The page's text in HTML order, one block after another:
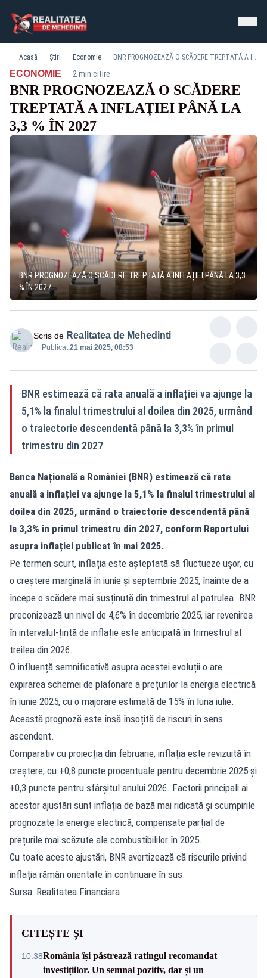
Acasă Știri Economie BNR PROGNOZEAZĂ O SCĂDERE TREPTATĂ A INFLAȚIEI PÂNĂ LA 3,3 % ÎN 2027
ECONOMIE· 2 min citire
BNR PROGNOZEAZĂ O SCĂDERE
TREPTATĂ A INFLAȚIEI PÂNĂ LA
3,3 % ÎN 2027
BNR PROGNOZEAZĂ O SCĂDERE TREPTATĂ A INFLAȚIEI PÂNĂ LA 3,3
% ÎN 2027
Scris de Realitatea de Mehedinti
Publicat:21 mai 2025, 08:53
BNR estimează că rata anuală a inflației va ajunge la
5,1% la finalul trimestrului al doilea din 2025, urmând
o traiectorie descendentă până la 3,3% în primul
trimestru din 2027
Banca Națională a României (BNR) estimează că rata
anuală a inflației va ajunge la 5,1% la finalul trimestrului al
doilea din 2025, urmând o traiectorie descendentă până
la 3,3% în primul trimestru din 2027, conform Raportului
asupra inflației publicat în mai 2025.
Pe termen scurt, inflația este așteptată să fluctueze ușor, cu
o creștere marginală în iunie și septembrie 2025, înainte de a
începe o scădere mai susținută din trimestrul al patrulea. BNR
preconizează un nivel de 4,6% în decembrie 2025, iar revenirea
în intervalul-țintă de inflație este anticipată în trimestrul al
treilea din 2026.
O influență semnificativă asupra acestei evoluții o are
expirarea schemei de plafonare a prețurilor la energia electrică
în iunie 2025, cu o majorare estimată de 15% în luna iulie.
Această prognoză este însă însoțită de riscuri în sens
ascendent.
Comparativ cu proiecția din februarie, inflația este revizuită în
creștere, cu +0,8 puncte procentuale pentru decembrie 2025 și
+0,3 puncte pentru sfârșitul anului 2026. Factorii principali ai
acestor ajustări sunt inflația de bază mai ridicată și scumpirile
prognozate la energie electrică, compensate parțial de
prețurile mai scăzute ale combustibililor în 2025.
Cu toate aceste ajustări, BNR avertizează că riscurile privind
inflația rămân orientate în continuare în sus.
Sursa: Realitatea Financiara
CITEȘTE ȘI
10:38România își păstrează ratingul recomandat
investițiilor. Un semnal pozitiv, dar și un